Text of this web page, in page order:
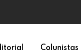
Colunistas